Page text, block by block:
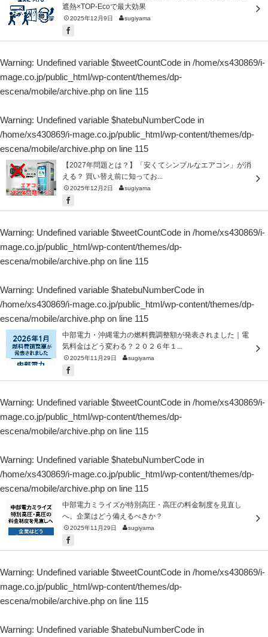
遮熱×TOP-Ecoで最大効果
2025年12月9日 sugiyama
Warning: Undefined variable $tweetCountCode in /home/xs430869/i-
mage.co.jp/public_html/wp-content/themes/dp-
escena/mobile/archive.php on line 115
Warning: Undefined variable $hatebuNumberCode in
/home/xs430869/i-mage.co.jp/public_html/wp-content/themes/dp-
escena/mobile/archive.php on line 115
【2027年問題とは？】「安くてシンプルなエアコン」が消
える？ 買い替え前に知ってお...
2025年12月2日 sugiyama
Warning: Undefined variable $tweetCountCode in /home/xs430869/i-
mage.co.jp/public_html/wp-content/themes/dp-
escena/mobile/archive.php on line 115
Warning: Undefined variable $hatebuNumberCode in
/home/xs430869/i-mage.co.jp/public_html/wp-content/themes/dp-
escena/mobile/archive.php on line 115
中部電力・沖縄電力の燃料費調整額が発表されました｜電
気料金はどう変わる？２０２６年１...
2025年11月29日 sugiyama
Warning: Undefined variable $tweetCountCode in /home/xs430869/i-
mage.co.jp/public_html/wp-content/themes/dp-
escena/mobile/archive.php on line 115
Warning: Undefined variable $hatebuNumberCode in
/home/xs430869/i-mage.co.jp/public_html/wp-content/themes/dp-
escena/mobile/archive.php on line 115
中部電力ミライズが特別高圧・高圧の料金制度を見直し
へ。企業はどう備えるべきか？
2025年11月29日 sugiyama
Warning: Undefined variable $tweetCountCode in /home/xs430869/i-
mage.co.jp/public_html/wp-content/themes/dp-
escena/mobile/archive.php on line 115
Warning: Undefined variable $hatebuNumberCode in